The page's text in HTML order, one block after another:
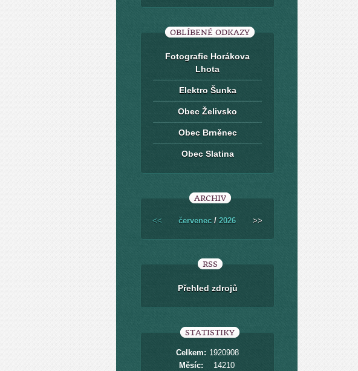
OBLÍBENÉ ODKAZY
Fotografie Horákova
Lhota
Elektro Šunka
Obec Želivsko
Obec Brněnec
Obec Slatina
ARCHIV
<< červenec / 2026 >>
RSS
Přehled zdrojů
STATISTIKY
Celkem: 1920908
Měsíc:
14210